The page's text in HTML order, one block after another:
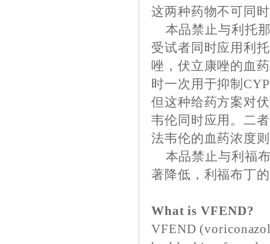
这两种药物不可同
本品禁止与利托那
受试者同时应用利
唑，伏立康唑的血
时一次用于抑制
但这种给药方案对
韦伦同时应用。二
法韦伦的血药浓度
本品禁止与利福
著降低，利福布丁
What is VFEND?
VFEND